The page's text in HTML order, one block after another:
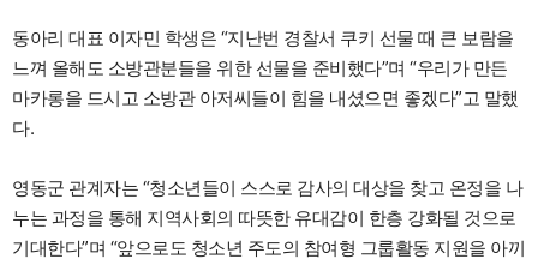
동아리 대표 이자민 학생은 “지난번 경찰서 쿠키 선물 때 큰 보람을
느껴 올해도 소방관분들을 위한 선물을 준비했다”며 “우리가 만든
마카롱을 드시고 소방관 아저씨들이 힘을 내셨으면 좋겠다”고 말했
다.
영동군 관계자는 “청소년들이 스스로 감사의 대상을 찾고 온정을 나
누는 과정을 통해 지역사회의 따뜻한 유대감이 한층 강화될 것으로
기대한다”며 “앞으로도 청소년 주도의 참여형 그룹활동 지원을 아끼